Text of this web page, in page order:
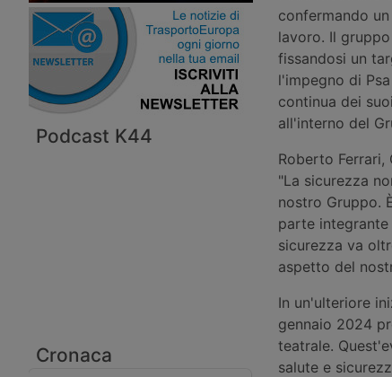
Podcast K44
Cronaca
confermando
lavoro. Il
fissandosi un
l'impegno di
continua dei
all'interno del
Roberto
"La sicurezza
nostro Gruppo.
parte integrante
sicurezza va
aspetto del
In un'ulteriore
gennaio 2024
teatrale.
salute e